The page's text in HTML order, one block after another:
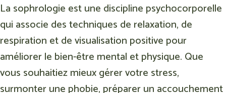
La sophrologie est une discipline psychocorporelle
qui associe des techniques de relaxation, de
respiration et de visualisation positive pour
améliorer le bien-être mental et physique. Que
vous souhaitiez mieux gérer votre stress,
surmonter une phobie, préparer un accouchement